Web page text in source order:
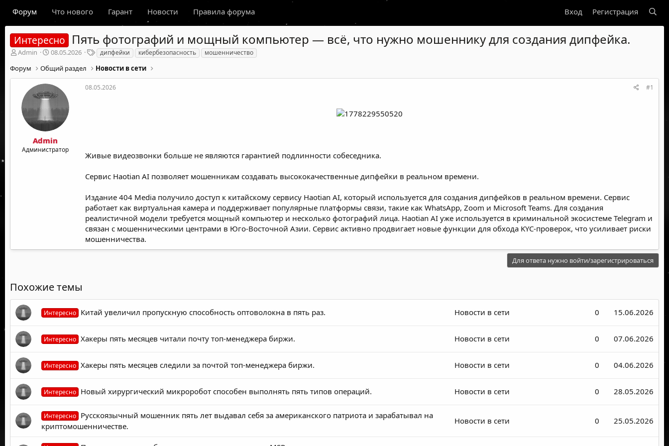
Форум Что нового Гарант Новости Правила форума Вход Регистрация
Интересно Пять фотографий и мощный компьютер — всё, что нужно мошеннику для создания дипфейка.
А
т
о
м
Admin
Д
т
а
н
а
а
л
а
08.05.2026
Т
е
г
и
дипфейки кибербезопасность мошенничество
Форум Общий раздел Новости в сети
Admin
Администратор
08.05.2026 #1
Живые видеозвонки больше не являются гарантией подлинности собеседника.
Сервис Haotian AI позволяет мошенникам создавать высококачественные дипфейки в реальном времени.
Издание 404 Media получило доступ к китайскому сервису Haotian AI, который используется для создания дипфейков в реальном времени. Сервис
работает как виртуальная камера и поддерживает популярные платформы связи, такие как WhatsApp, Zoom и Microsoft Teams. Для создания
реалистичной модели требуется мощный компьютер и несколько фотографий лица. Haotian AI уже используется в криминальной экосистеме Telegram и
связан с мошенническими центрами в Юго-Восточной Азии. Сервис активно продвигает новые функции для обхода KYC-проверок, что усиливает риски
мошенничества.
Для ответа нужно войти/зарегистрироваться
Похожие темы
Интересно Китай увеличил пропускную способность оптоволокна в пять раз. Новости в сети 0 15.06.2026
Интересно Хакеры пять месяцев читали почту топ-менеджера биржи. Новости в сети 0 07.06.2026
Интересно Хакеры пять месяцев следили за почтой топ-менеджера биржи. Новости в сети 0 04.06.2026
Интересно Новый хирургический микроробот способен выполнять пять типов операций. Новости в сети 0 28.05.2026
Интересно Русскоязычный мошенник пять лет выдавал себя за американского патриота и зарабатывал на
криптомошенничестве.
Новости в сети 0 25.05.2026